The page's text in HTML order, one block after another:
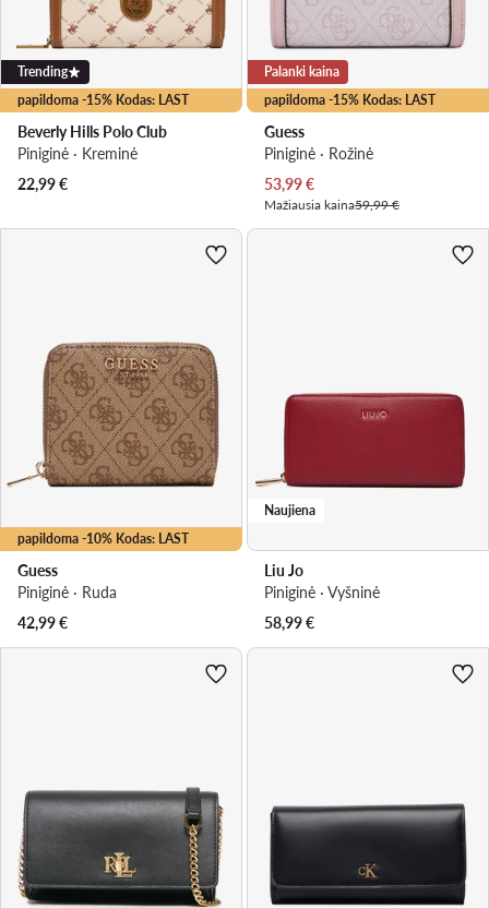
papildoma -15% Kodas: LAST
Trending
Beverly Hills Polo Club
Piniginė · Kreminė
22,99€
papildoma -15% Kodas: LAST
Palanki kaina
Guess
Piniginė · Rožinė
Dabartinė kaina
53,99€
Mažiausia kaina59,99 €
papildoma -10% Kodas: LAST
Guess
Piniginė · Ruda
42,99€
Naujiena
Liu Jo
Piniginė · Vyšninė
58,99€